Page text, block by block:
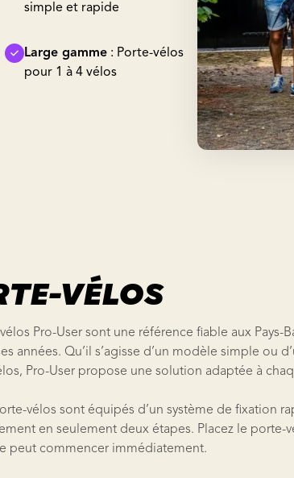
simple et rapide
Large gamme : Porte-vélos
pour 1 à 4 vélos
VÉLOS
Pro-User sont une référence fiable aux
années. Qu’il s’agisse d’un modèle simple ou
Pro-User propose une solution adaptée à
vélos sont équipés d’un système de fixation
en seulement deux étapes. Placez le porte-
peut commencer immédiatement.